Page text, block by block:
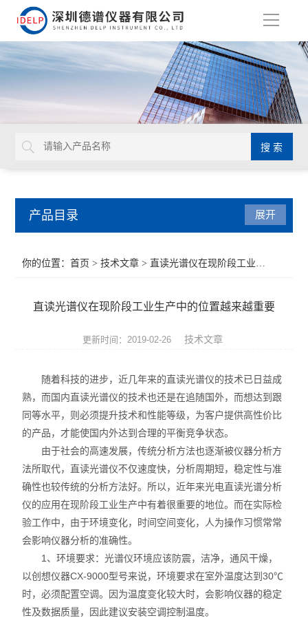
导
产品目录
ROHS分析仪
卤素检测仪
环保检测仪
液相色谱仪
矿石分析仪
合金分析仪
元素分析仪
展开
你的位置：首页 >技术文章 > 直读光谱仪在现阶段工业生产中的位置越来越重要
直读光谱仪在现阶段工业生产中的位置越来越重要
更新时间：2019-02-26 技术文章
随着科技的进步，近几年来的直读光谱仪的技术已日益成
熟，而国内直读光谱仪的技术也还是在追随国外，而想达到跟
同等水平，则必须提升技术和性能等级，为客户提供高性价比
的产品，才能使国内外达到合理的平衡竞争状态。
由于社会的高速发展，传统分析方法也逐渐被仪器分析方
法所取代，直读光谱仪不仅速度快，分析周期短，稳定性与准
确性也较传统的分析方法好。所以，近年来光电直读光谱分析
仪的应用在现阶段工业生产中有着很重要的地位。而在实际检
验工作中，由于环境变化，时间空间变化，人为操作习惯常常
会影响仪器分析的准确性。
1、环境要求：光谱仪环境应该防震，洁净，通风干燥，
以创想仪器CX-9000型号来说，环境要求在室外温度达到30℃
时，必须配置空调。因为温度变化较大时，会影响仪器的稳定
性及数据质量，因此建议安装空调控制温度。